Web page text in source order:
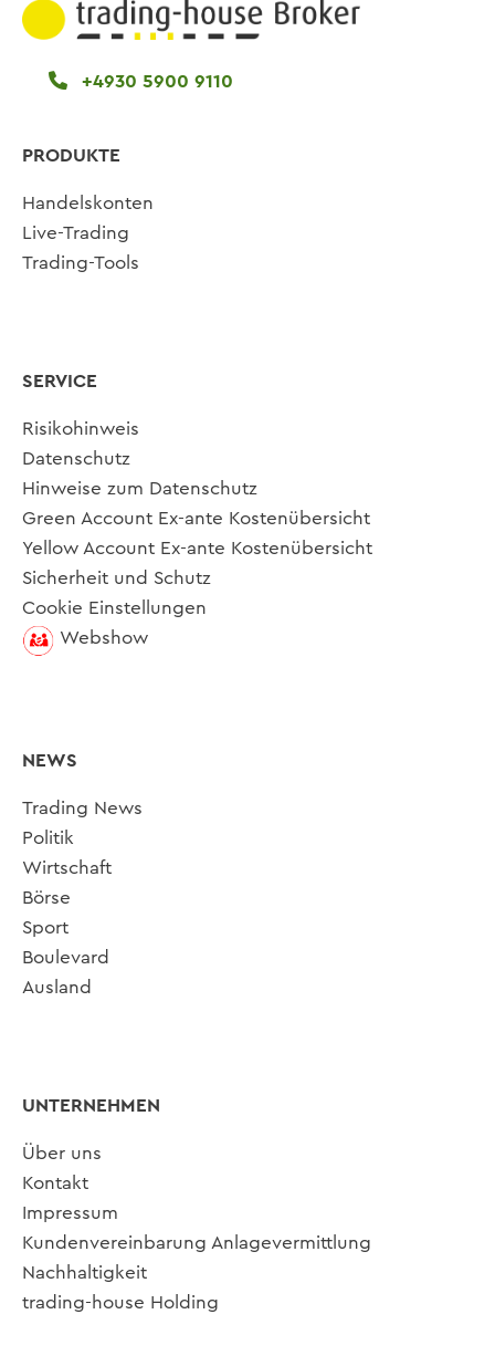
+4930 5900 9110
PRODUKTE
Handelskonten
Live-Trading
Trading-Tools
SERVICE
Risikohinweis
Datenschutz
Hinweise zum Datenschutz
Green Account Ex-ante Kostenübersicht
Yellow Account Ex-ante Kostenübersicht
Sicherheit und Schutz
Cookie Einstellungen
Webshow
NEWS
Trading News
Politik
Wirtschaft
Börse
Sport
Boulevard
Ausland
UNTERNEHMEN
Über uns
Kontakt
Impressum
Kundenvereinbarung Anlagevermittlung
Nachhaltigkeit
trading-house Holding